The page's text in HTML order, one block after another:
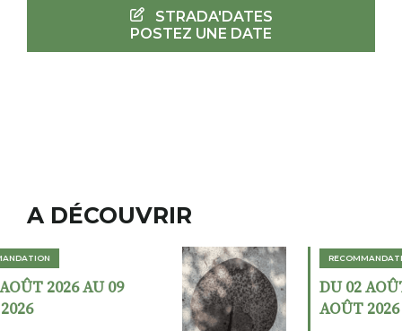
STRADA'DATES
POSTEZ UNE DATE
A DÉCOUVRIR
RECOMMANDATION
DU 02 AOÛT 2026 AU 23
AOÛT 2026